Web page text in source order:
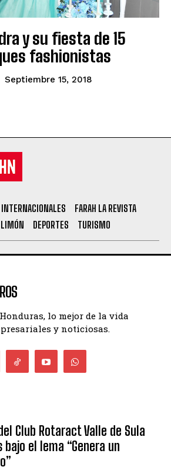
y su fiesta de 15
fashionistas
Septiembre 15, 2018
INTERNACIONALES
FARAH LA REVISTA
LIMÓN DEPORTES TURISMO
lo mejor de la vida
y noticiosas.
Club Rotaract Valle de Sula
el lema “Genera un